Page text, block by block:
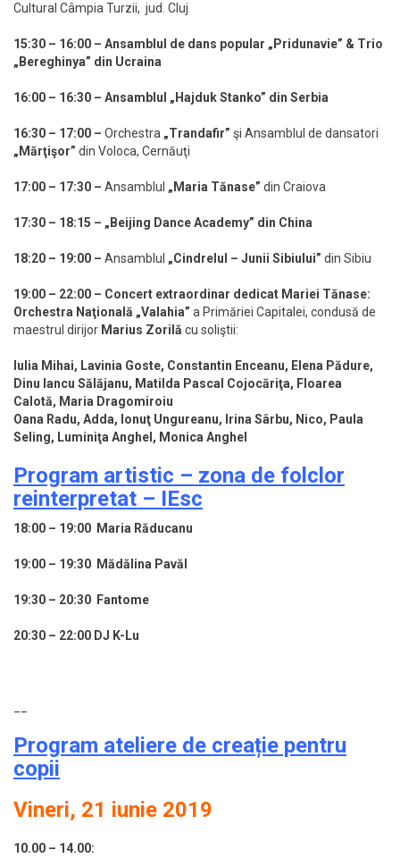
Cultural Câmpia Turzii, jud. Cluj
15:30 – 16:00 – Ansamblul de dans popular „Pridunavie” & Trio
„Bereghinya” din Ucraina
16:00 – 16:30 – Ansamblul „Hajduk Stanko” din Serbia
16:30 – 17:00 – Orchestra „Trandafir” şi Ansamblul de dansatori
„Mărţişor” din Voloca, Cernăuţi
17:00 – 17:30 – Ansamblul „Maria Tănase” din Craiova
17:30 – 18:15 – „Beijing Dance Academy” din China
18:20 – 19:00 – Ansamblul „Cindrelul – Junii Sibiului” din Sibiu
19:00 – 22:00 – Concert extraordinar dedicat Mariei Tănase:
Orchestra Naţională „Valahia” a Primăriei Capitalei, condusă de
maestrul dirijor Marius Zorilă cu soliştii:
Iulia Mihai, Lavinia Goste, Constantin Enceanu, Elena Pădure,
Dinu Iancu Sălăjanu, Matilda Pascal Cojocăriţa, Floarea
Calotă, Maria Dragomiroiu
Oana Radu, Adda, Ionuţ Ungureanu, Irina Sârbu, Nico, Paula
Seling, Luminiţa Anghel, Monica Anghel
Program artistic – zona de folclor
reinterpretat – IEsc
18:00 – 19:00 Maria Răducanu
19:00 – 19:30 Mădălina Pavăl
19:30 – 20:30 Fantome
20:30 – 22:00 DJ K-Lu
Program ateliere de creație pentru
copii
Vineri, 21 iunie 2019
10.00 – 14.00: